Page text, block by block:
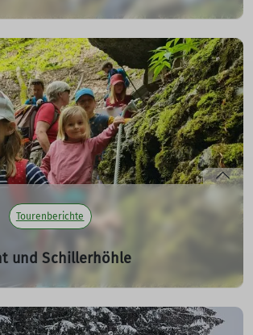
im Bergheim Au
und eine fabelhafte Truppe:
waren bestens für das lange
der Hütte in Au.
Tourenberichte
und Schillerhöhle
und hoch hinaus
durch die Wolfsschlucht und in die